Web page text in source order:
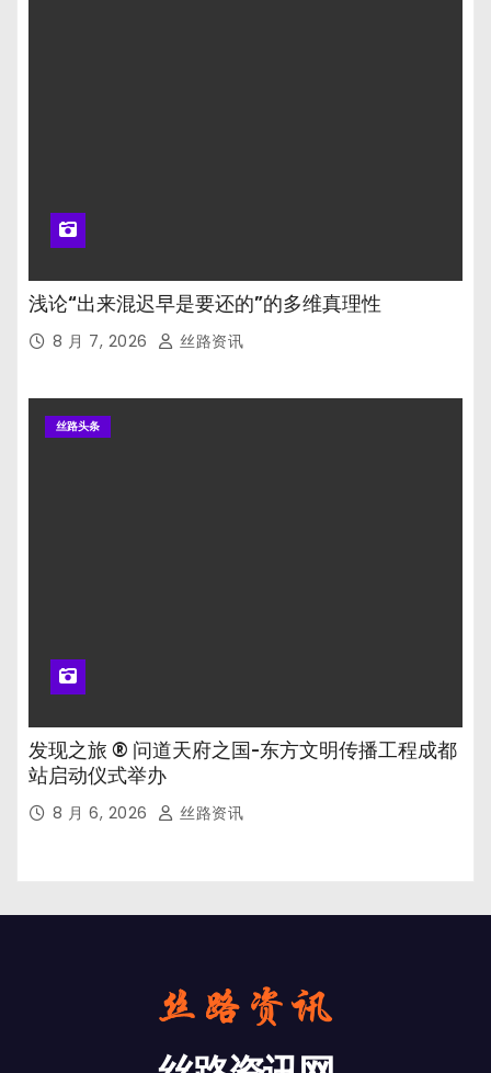
浅论“出来混迟早是要还的”的多维真理性
8 月 7, 2026 丝路资讯
丝路头条
发现之旅 ® 问道天府之国-东方文明传播工程成都
站启动仪式举办
8 月 6, 2026 丝路资讯